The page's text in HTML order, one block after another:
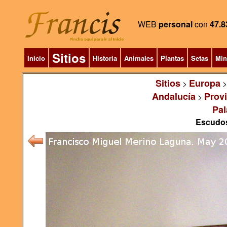
WEB personalcon
Inicio Sitios Historia Animales Plantas Setas
Sitios> Europa
Andalucía >